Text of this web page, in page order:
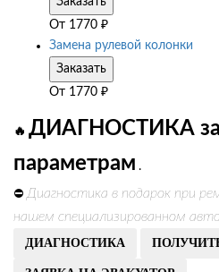
От 1770 ₽
Замена рулевой колонки
Заказать
От 1770 ₽
🔥 ДИАГНОСТИКА за
параметрам .
⛔ Диагностика в подарок при
нашем специализированном
ДИАГНОСТИКА